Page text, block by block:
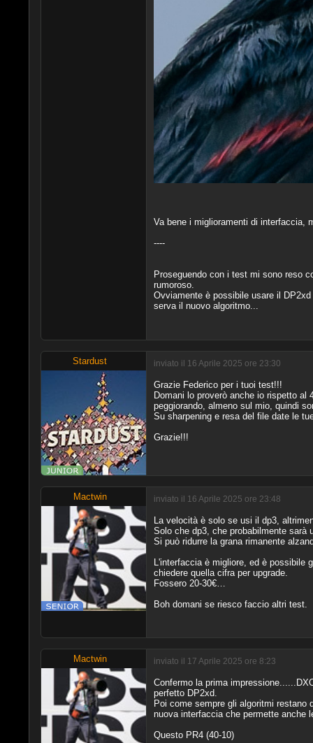
Va bene i miglioramenti di interfaccia,
----
Proseguendo con i test mi sono reso
rumoroso.
Ovviamente è possibile usare il
serva il nuovo algoritmo...
Stardust inviato il 16 Aprile 2025 ore 23:30
Grazie Federico per i tuoi test!!!
Domani lo proverò anche io rispetto
peggiorando, almeno sul mio, quindi
Su sharpening e resa del file date le
Grazie!!!
Mactwin inviato il 16 Aprile 2025 ore 23:48
La velocità è solo se usi il dp3,
Solo che dp3, che probabilmente sarà
Si può ridurre la grana rimanente
L'interfaccia è migliore, ed è possibile
chiedere quella cifra per upgrade.
Fossero 20-30€…
Boh domani se riesco faccio altri test.
Mactwin inviato il 17 Aprile 2025 ore 8:23
Confermo la prima
perfetto DP2xd.
Poi come sempre gli algoritmi restano
nuova interfaccia che permette anche
Questo PR4 (40-10)